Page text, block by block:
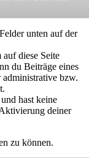
unten auf der
auf diese Seite
du Beiträge eines
administrative bzw.
hast keine
deiner
zu können.